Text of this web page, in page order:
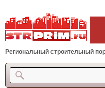
Региональный строительный